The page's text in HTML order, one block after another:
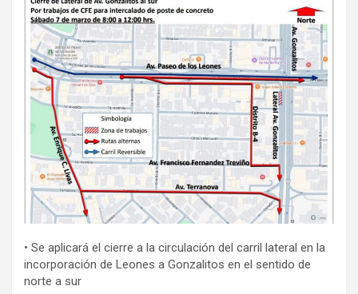
• Se aplicará el cierre a la circulación del carril lateral en la
incorporación de Leones a Gonzalitos en el sentido de
norte a sur